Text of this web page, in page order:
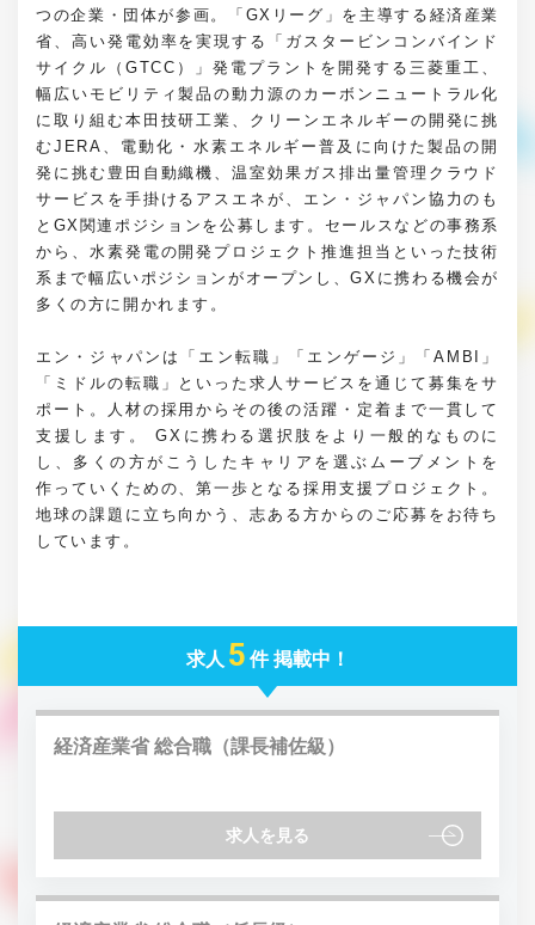
つの企業・団体が参画。「GXリーグ」を主導する経済産業
省、高い発電効率を実現する「ガスタービンコンバインド
サイクル（GTCC）」発電プラントを開発する三菱重工、
幅広いモビリティ製品の動力源のカーボンニュートラル化
に取り組む本田技研工業、クリーンエネルギーの開発に挑
むJERA、電動化・水素エネルギー普及に向けた製品の開
発に挑む豊田自動織機、温室効果ガス排出量管理クラウド
サービスを手掛けるアスエネが、エン・ジャパン協力のも
とGX関連ポジションを公募します。セールスなどの事務系
から、水素発電の開発プロジェクト推進担当といった技術
系まで幅広いポジションがオープンし、GXに携わる機会が
多くの方に開かれます。
エン・ジャパンは「エン転職」「エンゲージ」「AMBI」
「ミドルの転職」といった求人サービスを通じて募集をサ
ポート。人材の採用からその後の活躍・定着まで一貫して
支援します。 GXに携わる選択肢をより一般的なものに
し、多くの方がこうしたキャリアを選ぶムーブメントを
作っていくための、第一歩となる採用支援プロジェクト。
地球の課題に立ち向かう、志ある方からのご応募をお待ち
しています。
求人 5 件 掲載中！
経済産業省 総合職（課長補佐級）
求人を見る